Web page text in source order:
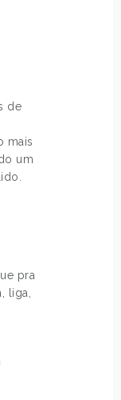
de
mais
um
pra
liga,